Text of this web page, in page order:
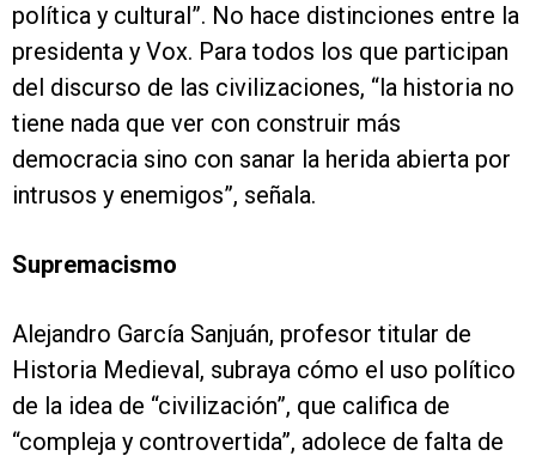
política y cultural”. No hace distinciones entre la
presidenta y Vox. Para todos los que participan
del discurso de las civilizaciones, “la historia no
tiene nada que ver con construir más
democracia sino con sanar la herida abierta por
intrusos y enemigos”, señala.
Supremacismo
Alejandro García Sanjuán, profesor titular de
Historia Medieval, subraya cómo el uso político
de la idea de “civilización”, que califica de
“compleja y controvertida”, adolece de falta de